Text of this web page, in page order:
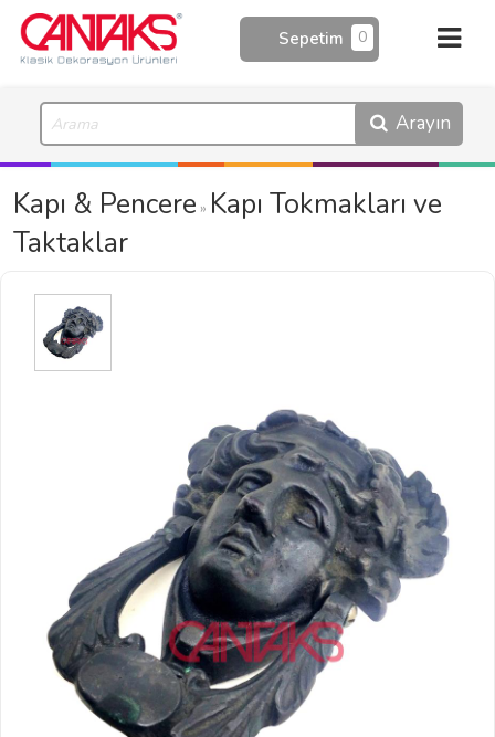
0
Sepetim
Arayın
Kapı & Pencere » Kapı Tokmakları ve
Taktaklar